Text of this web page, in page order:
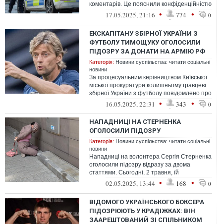
коментарів. Це пояснили конфіденційністю
справи17.05.2025, 21:16 • 774 • 0
ЕКСКАПІТАНУ ЗБІРНОЇ УКРАЇНИ З
ФУТБОЛУ ТИМОЩУКУ ОГОЛОСИЛИ
ПІДОЗРУ ЗА ДОНАТИ НА АРМІЮ РФ
Категорія: Новини суспільства: читати соціальні
новини
За процесуальним керівництвом Київської
міської прокуратури колишньому гравцеві
збірної України з футболу повідомлено про
враження у пособництві держа...
16.05.2025, 22:31 • 343 • 0
НАПАДНИЦІ НА СТЕРНЕНКА
ОГОЛОСИЛИ ПІДОЗРУ
Категорія: Новини суспільства: читати соціальні
новини
Нападниці на волонтера Сергія Стерненка
оголосили підозру відразу за двома
статтями. Сьогодні, 2 травня, їй
обиратимуть запобіжний захід.
02.05.2025, 13:44 • 168 • 0
ВІДОМОГО УКРАЇНСЬКОГО БОКСЕРА
ПІДОЗРЮЮТЬ У КРАДІЖКАХ: ВІН
ЗААРЕШТОВАНИЙ ЗІ СПІЛЬНИКОМ